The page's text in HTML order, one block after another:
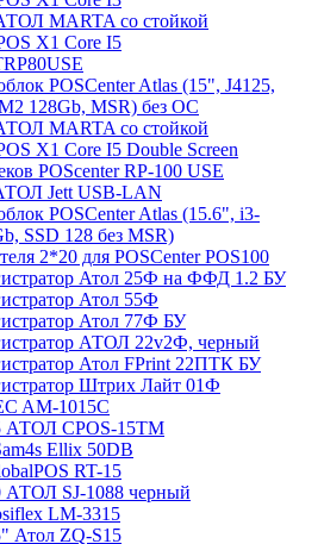
MARTA со стойкой
X1 Core I5
POSCenter Atlas (15", J4125,
128Gb, MSR) без ОС
MARTA со стойкой
X1 Core I5 Double Screen
POScenter RP-100 USE
Jett USB-LAN
POSCenter Atlas (15.6", i3-
SSD 128 без MSR)
2*20 для POSCenter POS100
Атол 25Ф на ФФД 1.2 БУ
Атол 55Ф
Атол 77Ф БУ
АТОЛ 22v2Ф, черный
Атол FPrint 22ПТК БУ
Штрих Лайт 01Ф
AM-1015C
АТОЛ CPOS-15TM
Ellix 50DB
RT-15
АТОЛ SJ-1088 черный
LM-3315
Атол ZQ-S15